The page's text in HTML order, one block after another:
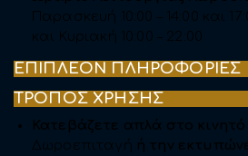
Παρασκευή 10:00 – 14:00 και
και Κυριακή 10:00 – 22:00
ΕΠΙΠΛΕΟΝ ΠΛΗΡΟΦΟΡΙΕΣ
ΤΡΟΠΟΣ ΧΡΗΣΗΣ
Κατεβάζετε απλά στο
Δωροεπιταγή ή την